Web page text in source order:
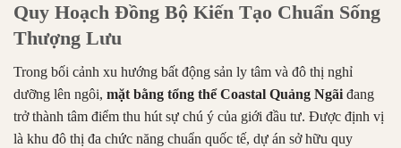
Quy Hoạch Đồng Bộ Kiến Tạo Chuẩn Sống
Thượng Lưu
Trong bối cảnh xu hướng bất động sản ly tâm và đô thị nghỉ
dưỡng lên ngôi, mặt bằng tổng thể Coastal Quảng Ngãi đang
trở thành tâm điểm thu hút sự chú ý của giới đầu tư. Được định vị
là khu đô thị đa chức năng chuẩn quốc tế, dự án sở hữu quy